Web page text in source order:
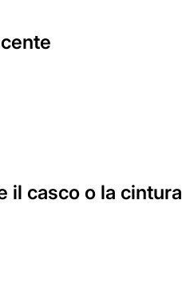
il casco o la cintura